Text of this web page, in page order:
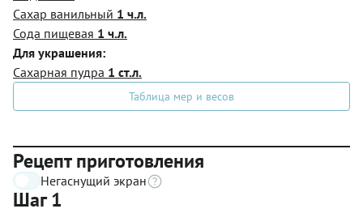
Сахар ванильный 1 ч.л.
Сода пищевая 1 ч.л.
Для украшения:
Сахарная пудра 1 ст.л.
Таблица мер и весов
Рецепт приготовления
Негаснущий экран
Шаг 1